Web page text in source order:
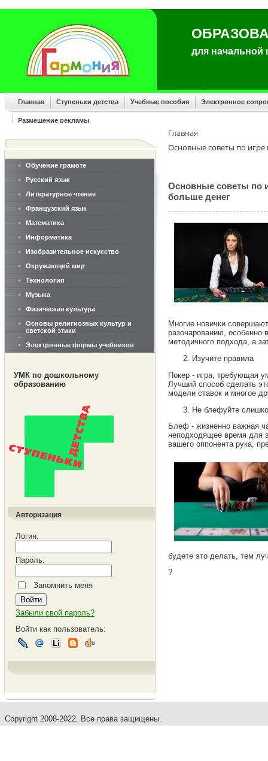
для
Главная Ступеньки детства Учебные пособия Электронное
Размещение рекламы
Обучение грамоте
Русский язык
Литературное чтение
Французский язык
Математика
Информатика
Изобразительное искусство
Окружающий мир
Технология
Музыка
Физическая культура
Основы религиозных культур и
светской этики
Электронные формы учебников
УМК по дошкольному
образованию
Авторизация
Логин:
Пароль:
Запомнить меня
Забыли свой пароль?
Войти как пользователь:
Главная
Основные советы по
Основные советы по
больше денег
Многие новички
разочарованию, особенно
методичного подхода, а
Изучите правила
Покер - игра, требующая
Лучший способ сделать
модели ставок и многое
Не блефуйте
Блеф - жизненно важная
неподходящее время для
вашего оппонента рука,
будете это делать, тем
?
Copyright 2008-2022. Все права защищены.